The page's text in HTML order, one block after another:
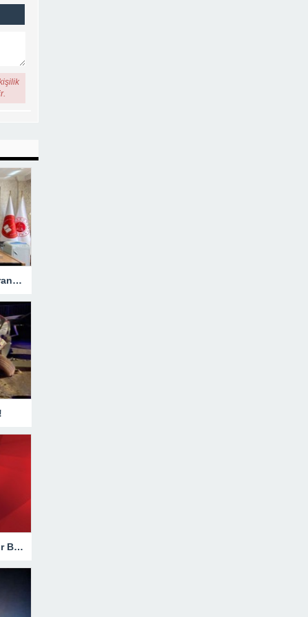
Hakkari’ye Atanan Başsavcı Turan Görevine Başladı
Hakkari’de Trafik Kazasında Ağır Bilanço!